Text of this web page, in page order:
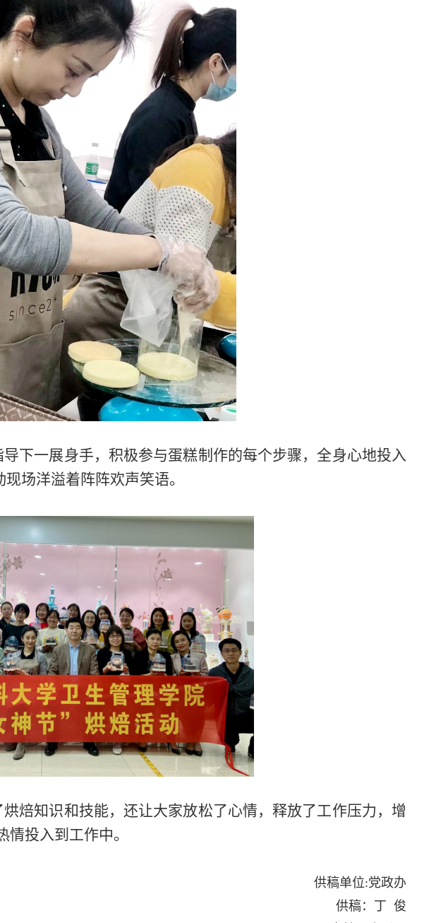
下一展身手，积极参与蛋糕制作的每个步骤，全身心地投入
场洋溢着阵阵欢声笑语。
焙知识和技能，还让大家放松了心情，释放了工作压力，增
投入到工作中。
供稿单位:党政办
供稿：丁 俊